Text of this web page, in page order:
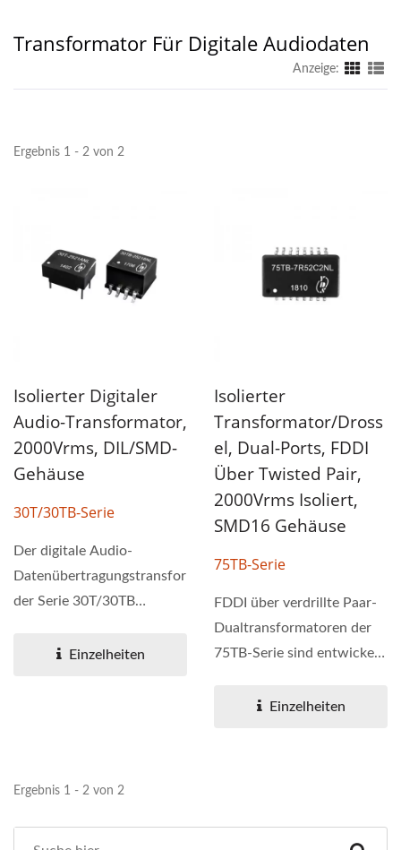
Transformator Für Digitale Audiodaten
Anzeige:
Ergebnis 1 - 2 von 2
Isolierter Digitaler
Audio-Transformator,
2000Vrms, DIL/SMD-
Gehäuse
30T/30TB-Serie
Der digitale Audio-
Datenübertragungstransformator
der Serie 30T/30TB
Übertragungsrate...
Einzelheiten
Isolierter
Transformator/Dross
El, Dual-Ports, FDDI
Über Twisted Pair,
2000Vrms Isoliert,
SMD16 Gehäuse
75TB-Serie
FDDI über verdrillte Paar-
Dualtransformatoren der
75TB-Serie sind entwickelt,
Einzelheiten
Ergebnis 1 - 2 von 2